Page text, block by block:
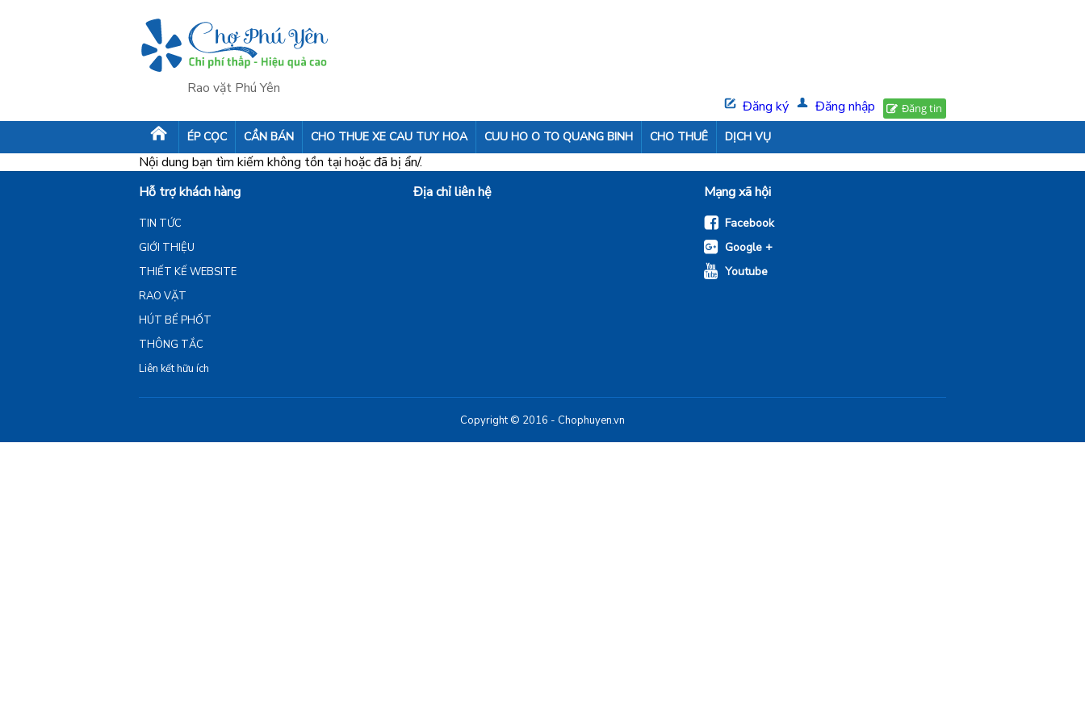
Rao vặt Phú Yên
Đăng tin
Đăng nhập
Đăng ký
ÉP CỌC CẦN BÁN CHO THUE XE CAU TUY HOA CUU HO O TO QUANG BINH CHO THUÊ DỊCH VỤ
Nội dung bạn tìm kiếm không tồn tại hoặc đã bị ẩn/.
Hỗ trợ khách hàng
TIN TỨC
GIỚI THIỆU
THIẾT KẾ WEBSITE
RAO VẶT
HÚT BỂ PHỐT
THÔNG TẮC
Liên kết hữu ích
Địa chỉ liên hệ Mạng xã hội
Facebook
Google +
Youtube
Copyright © 2016 - Chophuyen.vn